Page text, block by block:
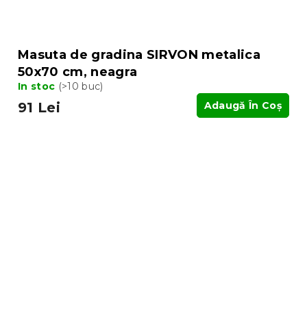
Masuta de gradina SIRVON metalica
50x70 cm, neagra
In stoc (>10 buc)
91 Lei Adaugă În Coş